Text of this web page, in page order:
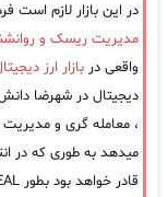
در این بازار لازم است
مدیریت ریسک و
واقعی در بازار ارز
دیجیتال در شهرضا
، معامله گری و مدیریت
میدهد به طوری که در